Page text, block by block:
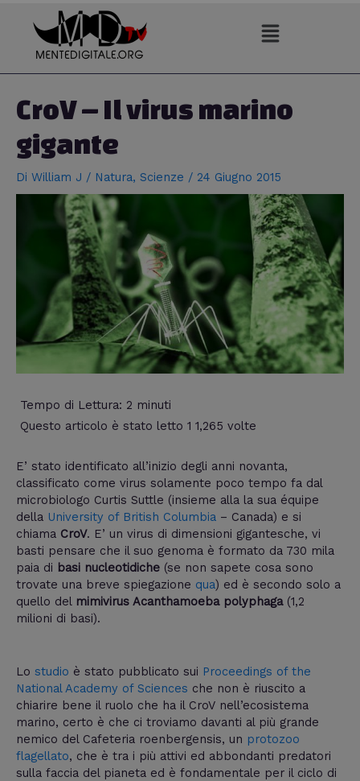
contenuto
CroV – Il virus marino
gigante
Di William J / Natura, Scienze / 24 Giugno 2015
Tempo di Lettura: 2 minuti
Questo articolo è stato letto 1 1,265 volte
E’ stato identificato all’inizio degli anni novanta,
classificato come virus solamente poco tempo fa dal
microbiologo Curtis Suttle (insieme alla la sua équipe
della University of British Columbia – Canada) e si
chiama CroV. E’ un virus di dimensioni gigantesche, vi
basti pensare che il suo genoma è formato da 730 mila
paia di basi nucleotidiche (se non sapete cosa sono
trovate una breve spiegazione qua) ed è secondo solo a
quello del mimivirus Acanthamoeba polyphaga(1,2
milioni di basi).
Lo studio è stato pubblicato sui Proceedings of the
National Academy of Sciences che non è riuscito a
chiarire bene il ruolo che ha il CroV nell’ecosistema
marino, certo è che ci troviamo davanti al più grande
nemico del Cafeteria roenbergensis, un protozoo
flagellato, che è tra i più attivi ed abbondanti predatori
sulla faccia del pianeta ed è fondamentale per il ciclo di
articoli